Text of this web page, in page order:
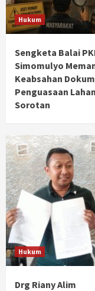
Hukum
Sengketa Balai
Simomulyo
Keabsahan
Penguasaan
Sorotan
Hukum
Drg Riany Alim